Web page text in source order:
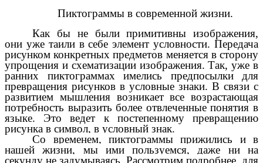
Пиктограммы в современной жизни.
Как бы не были примитивны изображения,
они уже таили в себе элемент условности. Передача
рисунком конкретных предметов меняется в сторону
упрощения и схематизации изображения. Так, уже в
ранних пиктограммах имелись предпосылки для
превращения рисунков в условные знаки. В связи с
развитием мышления возникает все возрастающая
потребность выразить более отвлеченные понятия в
языке. Это ведет к постепенному превращению
рисунка в символ, в условный знак.
Со временем, пиктограммы прижились и в
нашей жизни, мы ими пользуемся, даже ни на
секунду не задумываясь. Рассмотрим подробнее, для